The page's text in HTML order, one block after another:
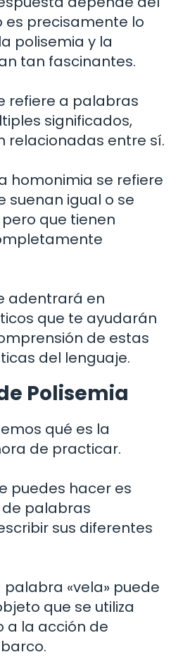
es precisamente lo
polisemia y la
tan fascinantes.
refiere a palabras
significados,
relacionadas entre sí.
homonimia se refiere
suenan igual o se
que tienen
adentrará en
que te ayudarán
de estas
del lenguaje.
Polisemia
qué es la
de practicar.
puedes hacer es
palabras
sus diferentes
palabra «vela» puede
que se utiliza
a la acción de